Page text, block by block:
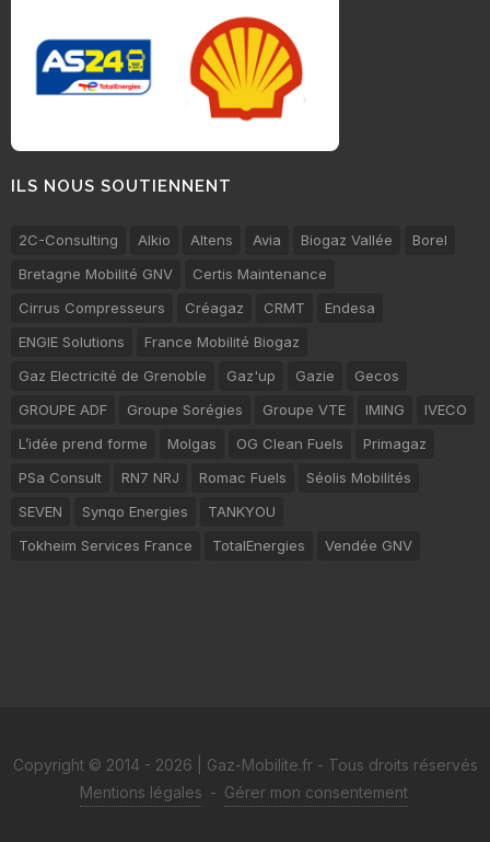
ILS NOUS SOUTIENNENT
2C-Consulting Alkio Altens Avia Biogaz Vallée
Borel
Bretagne Mobilité GNV
Certis Maintenance
Cirrus Compresseurs
Créagaz CRMT
Endesa
ENGIE Solutions
France Mobilité Biogaz
Gaz Electricité de Grenoble
Gaz'up Gazie
Gecos
GROUPE ADF
Groupe Sorégies Groupe VTE IMING
IVECO
L’idée prend forme
Molgas OG Clean Fuels
Primagaz
PSa Consult
RN7 NRJ Romac Fuels
Séolis Mobilités
SEVEN
Synqo Energies
TANKYOU
Tokheim Services France
TotalEnergies Vendée GNV
Copyright © 2014 - 2026 | Gaz-Mobilite.fr - Tous droits réservés
Mentions légales - Gérer mon consentement